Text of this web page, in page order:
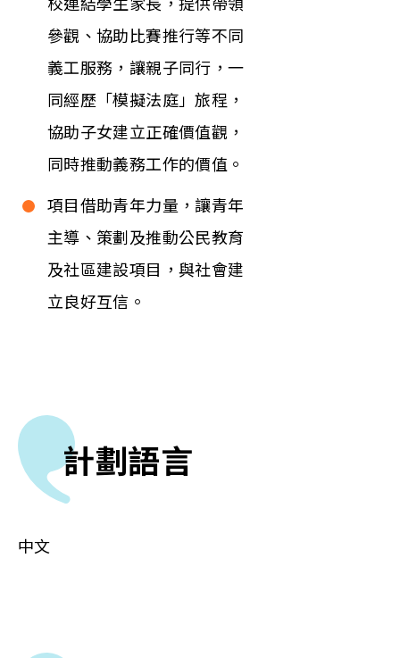
校連結學生家長，提供帶領
參觀、協助比賽推行等不同
義工服務，讓親子同行，一
同經歷「模擬法庭」旅程，
協助子女建立正確價值觀，
同時推動義務工作的價值。
項目借助青年力量，讓青年
主導、策劃及推動公民教育
及社區建設項目，與社會建
立良好互信。
計劃語言
中文